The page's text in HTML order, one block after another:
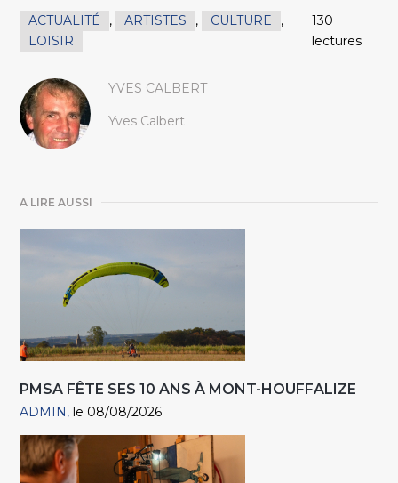
ACTUALITÉ , ARTISTES , CULTURE
,
LOISIR
130
lectures
YVES CALBERT
Yves Calbert
A LIRE AUSSI
PMSA FÊTE SES 10 ANS À MONT-HOUFFALIZE
ADMIN le 08/08/2026